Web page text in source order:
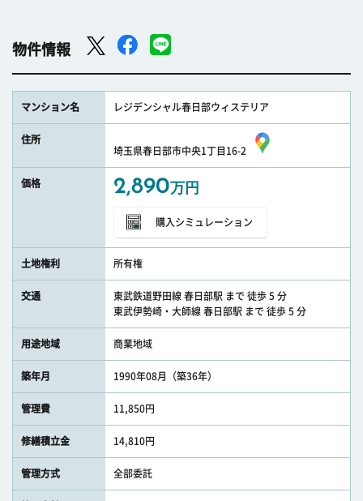
物件情報
マンション名 レジデンシャル春日部ウィステリア
住所
埼玉県春日部市中央1丁目16-2
価格 2,890万円
購入シミュレーション
土地権利 所有権
交通
東武鉄道野田線 春日部駅 まで 徒歩 5 分
東武伊勢崎・大師線 春日部駅 まで 徒歩 5 分
用途地域 商業地域
築年月 1990年08月（築36年）
管理費 11,850円
修繕積立金 14,810円
管理方式 全部委託